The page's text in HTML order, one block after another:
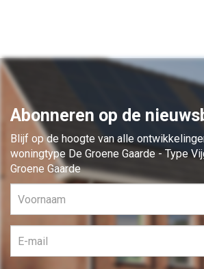
Abonneren op de
Blijf op de hoogte van alle
woningtype De Groene Gaarde - Type
Groene Gaarde